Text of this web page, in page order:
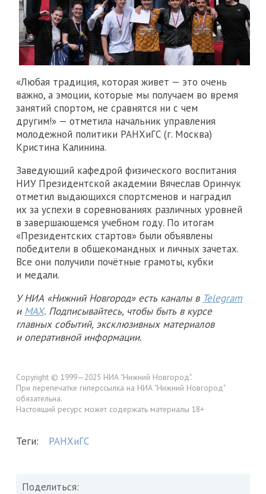
«Любая традиция, которая живет — это очень
важно, а эмоции, которые мы получаем во время
занятий спортом, не сравнятся ни с чем
другим!» — отметила начальник управления
молодежной политики РАНХиГС (г. Москва)
Кристина Калинина.
Заведующий кафедрой физического воспитания
НИУ Президентской академии Вячеслав Оринчук
отметил выдающихся спортсменов и наградил
их за успехи в соревнованиях различных уровней
в завершающемся учебном году. По итогам
«Президентских стартов» были объявлены
победители в общекомандных и личных зачетах.
Все они получили почётные грамоты, кубки
и медали.
У НИА «Нижний Новгород» есть каналы в Telegram
и MAX. Подписывайтесь, чтобы быть в курсе
главных событий, эксклюзивных материалов
и оперативной информации.
Copyright © 1999—2025 НИА "Нижний Новгород".
При перепечатке гиперссылка на НИА "Нижний Новгород"
обязательна.
Настоящий ресурс может содержать материалы 18+
Теги: РАНХиГС
Поделиться: